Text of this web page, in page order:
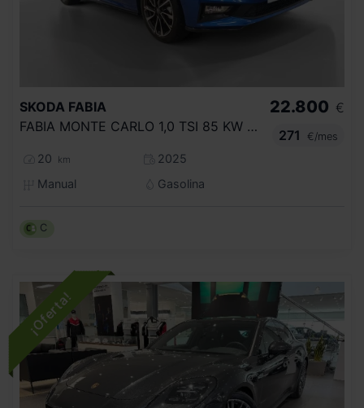
SKODA FABIA
FABIA MONTE CARLO 1,0 TSI 85 KW (115 CV) MANUAL 6 VEL.
20 km
2025
Manual
Gasolina
22.800 €
271
€/mes
C